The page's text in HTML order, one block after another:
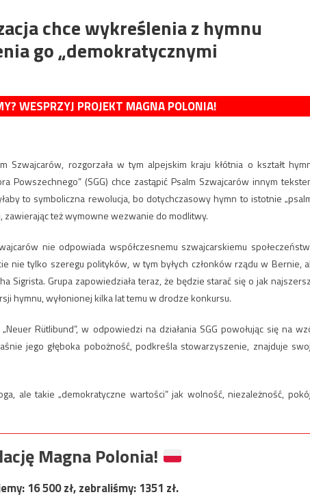
chce wykreślenia z hymnu
go „demokratycznymi
WESPRZYJ PROJEKT MAGNA POLONIA!
Szwajcarów, rozgorzała w tym alpejskim kraju kłótnia o kształt
Powszechnego” (SGG) chce zastąpić Psalm Szwajcarów innym
to symboliczna rewolucja, bo dotychczasowy hymn to istotnie
zawierając też wymowne wezwanie do modlitwy.
nie odpowiada współczesnemu szwajcarskiemu
nie tylko szeregu polityków, w tym byłych członków rządu w Bernie,
Sigrista. Grupa zapowiedziała teraz, że będzie starać się o jak
hymnu, wyłonionej kilka lat temu w drodze konkursu.
Rütlibund”, w odpowiedzi na działania SGG powołując się na
jego głęboka pobożność, podkreśla stowarzyszenie, znajduje
ale takie „demokratyczne wartości” jak wolność, niezależność,
Magna Polonia!
16 500zł, zebraliśmy:1351 zł.